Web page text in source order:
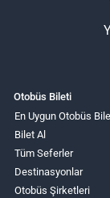
Otobüs Bileti
En Uygun Otobüs
Bilet Al
Tüm Seferler
Destinasyonlar
Otobüs Şirketleri